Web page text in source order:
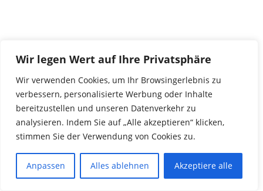
Wir legen Wert auf Ihre Privatsphäre
Wir verwenden Cookies, um Ihr Browsingerlebnis zu
verbessern, personalisierte Werbung oder Inhalte
bereitzustellen und unseren Datenverkehr zu
analysieren. Indem Sie auf „Alle akzeptieren“ klicken,
stimmen Sie der Verwendung von Cookies zu.
Anpassen Alles ablehnen Akzeptiere alle